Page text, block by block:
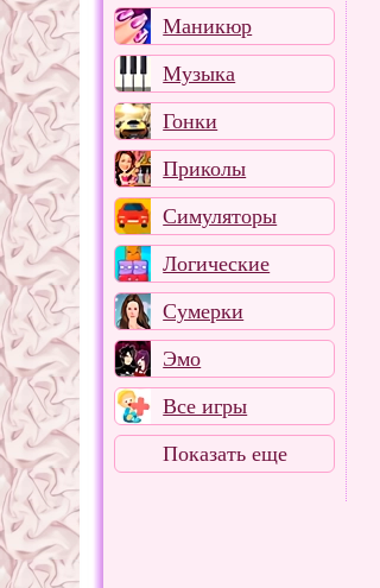
Маникюр
Музыка
Гонки
Приколы
Симуляторы
Логические
Сумерки
Эмо
Все игры
Показать еще